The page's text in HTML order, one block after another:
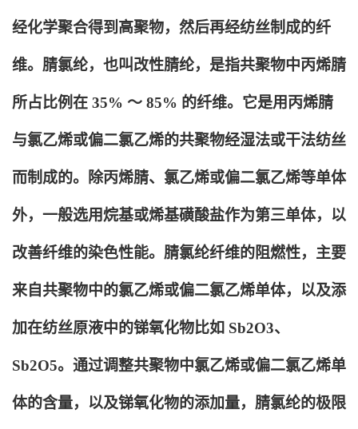
经化学聚合得到高聚物，然后再经纺丝制成的纤
维。腈氯纶，也叫改性腈纶，是指共聚物中丙烯腈
所占比例在 35% ～ 85% 的纤维。它是用丙烯腈
与氯乙烯或偏二氯乙烯的共聚物经湿法或干法纺丝
而制成的。除丙烯腈、氯乙烯或偏二氯乙烯等单体
外，一般选用烷基或烯基磺酸盐作为第三单体，以
改善纤维的染色性能。腈氯纶纤维的阻燃性，主要
来自共聚物中的氯乙烯或偏二氯乙烯单体，以及添
加在纺丝原液中的锑氧化物比如 Sb2O3、
Sb2O5。通过调整共聚物中氯乙烯或偏二氯乙烯单
体的含量，以及锑氧化物的添加量，腈氯纶的极限